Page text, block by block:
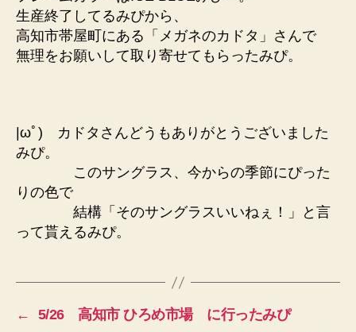
生産終了してるみぴから、
高知市帯屋町にある「メガネのカドタ」さんで
無理をお願いして取り寄せてもらったみぴ。
|ωﾟ) カドタさんどうもありがとうございました
みぴ。
このサングラス、今からの季節にぴった
りの色で
結構「そのサングラスいいねぇ！」と言
って貰えるみぴ。
←
5/26 高知市 ひろめ市場 に行ったみぴ